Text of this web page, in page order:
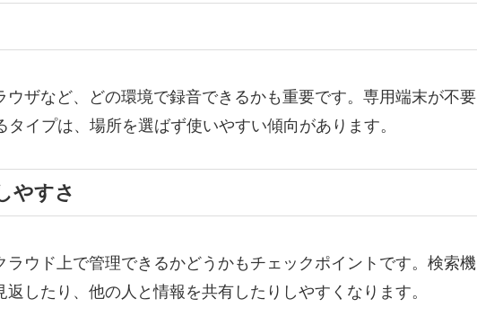
ウザなど、どの環境で録音できるかも重要です。専用端末が不要
イプは、場所を選ばず使いやすい傾向があります。
やすさ
ウド上で管理できるかどうかもチェックポイントです。検索機
したり、他の人と情報を共有したりしやすくなります。